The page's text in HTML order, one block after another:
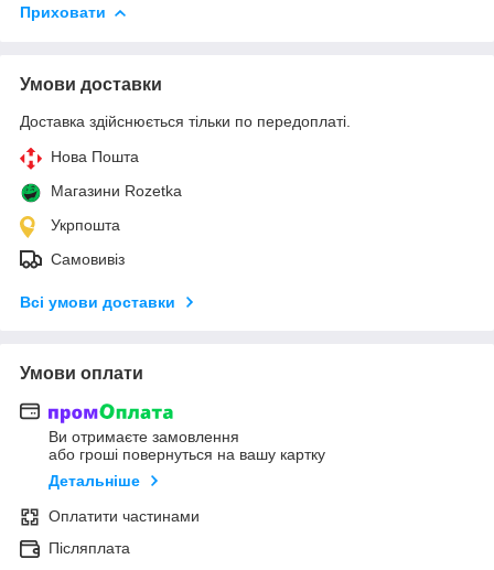
Приховати
Умови доставки
Доставка здійснюється тільки по передоплаті.
Нова Пошта
Магазини Rozetka
Укрпошта
Самовивіз
Всі умови доставки
Умови оплати
Ви отримаєте замовлення
або гроші повернуться на вашу картку
Детальніше
Оплатити частинами
Післяплата